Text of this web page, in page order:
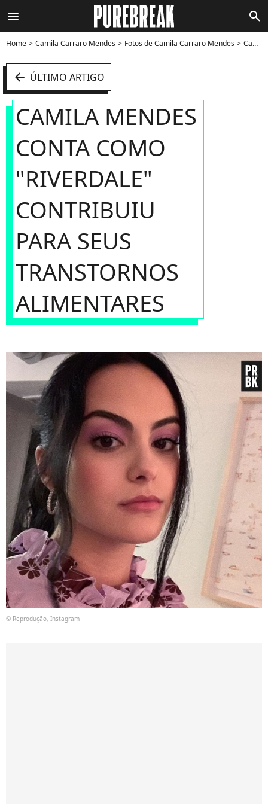
menu search
Home Camila Carraro Mendes Fotos de Camila Carraro Mendes Camila Mendes conta como "Riverdale" contribuiu para seus transtornos alimentares - Foto
arrow_left ÚLTIMO ARTIGO
CAMILA MENDES
CONTA COMO
"RIVERDALE"
CONTRIBUIU
PARA SEUS
TRANSTORNOS
ALIMENTARES
© Reprodução, Instagram